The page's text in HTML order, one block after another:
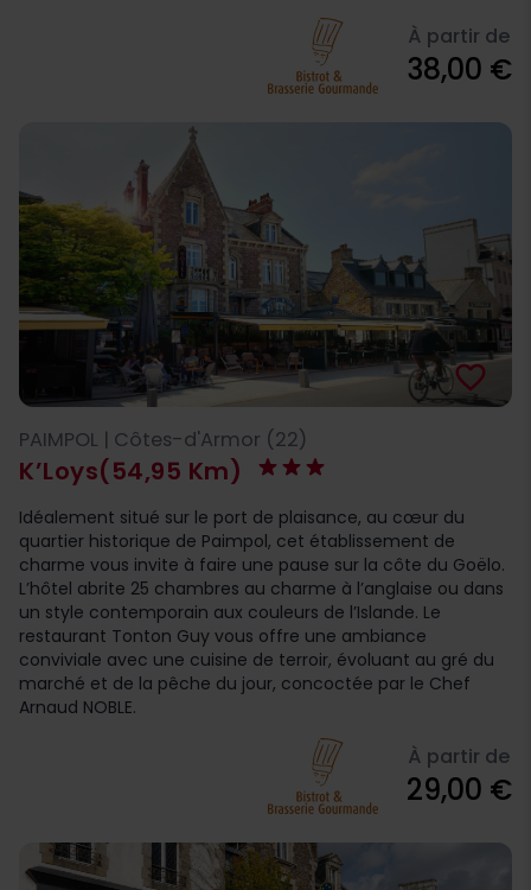
À partir de
38,00 €
K’Loys(54,95 Km)
favorite_border
PAIMPOL | Côtes-d'Armor (22)
Idéalement situé sur le port de plaisance, au cœur du
quartier historique de Paimpol, cet établissement de
charme vous invite à faire une pause sur la côte du Goëlo.
L’hôtel abrite 25 chambres au charme à l’anglaise ou dans
un style contemporain aux couleurs de l’Islande. Le
restaurant Tonton Guy vous offre une ambiance
conviviale avec une cuisine de terroir, évoluant au gré du
marché et de la pêche du jour, concoctée par le Chef
Arnaud NOBLE.
À partir de
29,00 €